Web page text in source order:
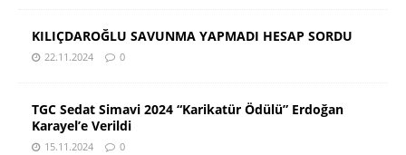
KILIÇDAROĞLU SAVUNMA YAPMADI HESAP SORDU
22.11.2024 0
TGC Sedat Simavi 2024 “Karikatür Ödülü” Erdoğan
Karayel’e Verildi
15.11.2024 0